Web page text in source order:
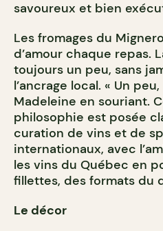
savoureux et bien
Les fromages du
d’amour chaque repas.
toujours un peu, sans
l’ancrage local. « Un
Madeleine en souriant.
philosophie est posée
curation de vins et de
internationaux, avec
les vins du Québec en
fillettes, des formats du
Le décor